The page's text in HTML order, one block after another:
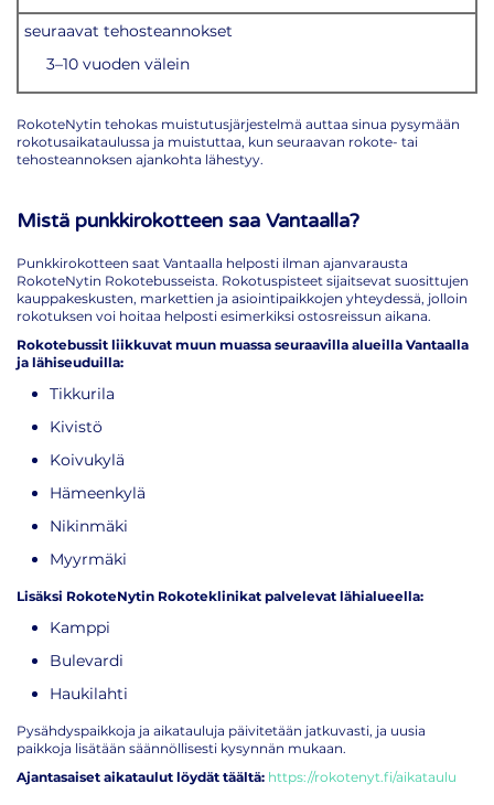
seuraavat tehosteannokset
3–10 vuoden välein
RokoteNytin tehokas muistutusjärjestelmä auttaa sinua pysymään
rokotusaikataulussa ja muistuttaa, kun seuraavan rokote- tai
tehosteannoksen ajankohta lähestyy.
Mistä punkkirokotteen saa Vantaalla?
Punkkirokotteen saat Vantaalla helposti ilman ajanvarausta
RokoteNytin Rokotebusseista. Rokotuspisteet sijaitsevat suosittujen
kauppakeskusten, markettien ja asiointipaikkojen yhteydessä, jolloin
rokotuksen voi hoitaa helposti esimerkiksi ostosreissun aikana.
Rokotebussit liikkuvat muun muassa seuraavilla alueilla Vantaalla
ja lähiseuduilla:
Tikkurila
Kivistö
Koivukylä
Hämeenkylä
Nikinmäki
Myyrmäki
Lisäksi RokoteNytin Rokoteklinikat palvelevat lähialueella:
Kamppi
Bulevardi
Haukilahti
Pysähdyspaikkoja ja aikatauluja päivitetään jatkuvasti, ja uusia
paikkoja lisätään säännöllisesti kysynnän mukaan.
Ajantasaiset aikataulut löydät täältä: https://rokotenyt.fi/aikataulu